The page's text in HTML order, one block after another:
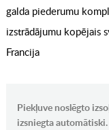
galda piederumu
izstrādājumu kopējais
Francija
Piekļuve noslēgto
izsniegta